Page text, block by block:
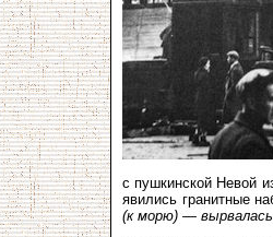
с пушкинской Невой
явились гранитные
(к морю) — вырвалась.